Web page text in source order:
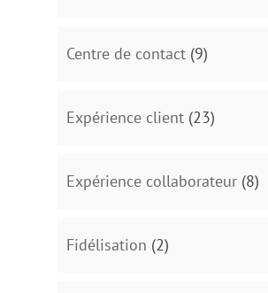
Centre de contact(9)
Expérience client(23)
Expérience collaborateur(8)
Fidélisation (2)